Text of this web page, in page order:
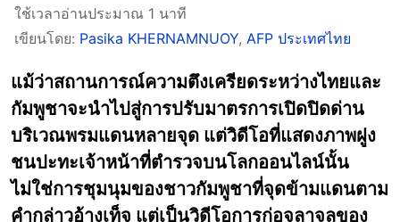
ใช้เวลาอ่านประมาณ 1 นาที
เขียนโดย: Pasika KHERNAMNUOY, AFP ประเทศไทย
แม้ว่าสถานการณ์ความตึงเครียดระหว่างไทยและ
กัมพูชาจะนำไปสู่การปรับมาตรการเปิดปิดด่าน
บริเวณพรมแดนหลายจุด แต่วิดีโอที่แสดงภาพฝูง
ชนปะทะเจ้าหน้าที่ตำรวจบนโลกออนไลน์นั้น
ไม่ใช่การชุมนุมของชาวกัมพูชาที่จุดข้ามแดนตาม
คำกล่าวอ้างเท็จ แต่เป็นวิดีโอการก่อจลาจลของ